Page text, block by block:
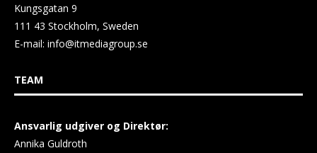
Kungsgatan 9
111 43 Stockholm, Sweden
E-mail: info@itmediagroup.se
TEAM
Ansvarlig udgiver og Direktør:
Annika Guldroth